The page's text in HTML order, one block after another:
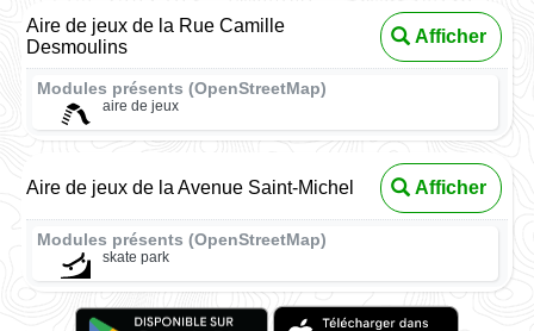
Aire de jeux de la Rue Camille
Desmoulins
Afficher
Modules présents (OpenStreetMap)
aire de jeux
Aire de jeux de la Avenue Saint-Michel Afficher
Modules présents (OpenStreetMap)
skate park